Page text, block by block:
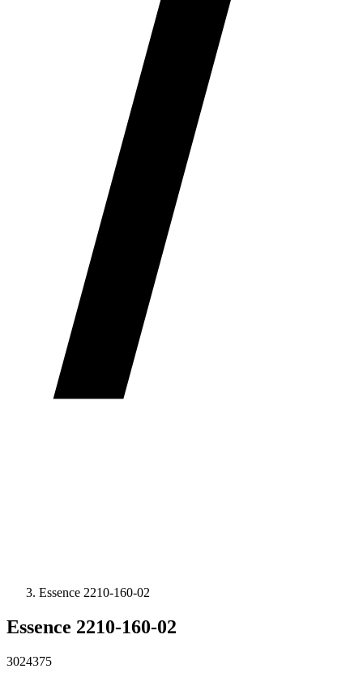
Essence 2210-160-02
Essence 2210-160-02
3024375